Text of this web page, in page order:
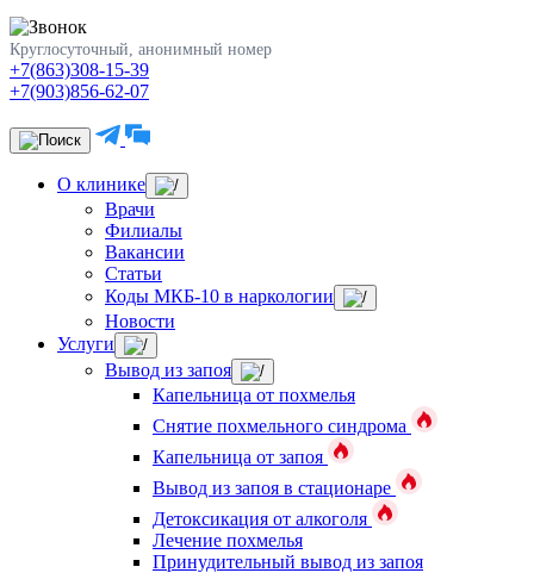
Круглосуточный, анонимный номер
+7(863)308-15-39
+7(903)856-62-07
О клинике
Врачи
Филиалы
Вакансии
Статьи
Коды МКБ-10 в наркологии
Новости
Услуги
Вывод из запоя
Капельница от похмелья
Снятие похмельного синдрома
Капельница от запоя
Вывод из запоя в стационаре
Детоксикация от алкоголя
Лечение похмелья
Принудительный вывод из запоя